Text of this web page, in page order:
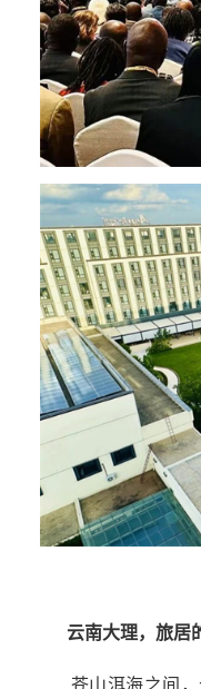
云南大理，旅居
苍山洱海之间